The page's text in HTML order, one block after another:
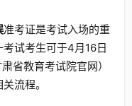
准考证是考试入场的重
试考生可于4月16日
省教育考试院官网）
流程。